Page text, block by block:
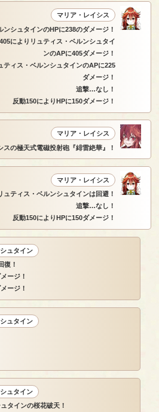
マリア・レイシス
ンシュタインのHPに238のダメージ！
によりリュティス・ベルンシュタイ
ンのAPに405ダメージ！
ティス・ベルンシュタインのAPに225
ダメージ！
追撃…なし！
反動150によりHPに150ダメージ！
マリア・レイシス
スの極天式電磁投射砲『緋雷絶華』！
マリア・レイシス
ュティス・ベルンシュタインは回避！
追撃…なし！
反動150によりHPに150ダメージ！
ュタイン
復！
ージ！
ージ！
ュタイン
ュタイン
タインの桜花破天！